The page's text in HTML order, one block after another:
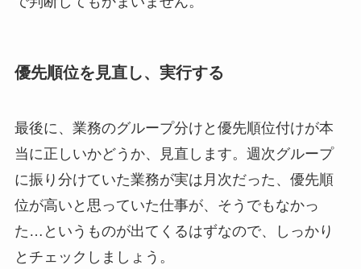
優先順位を見直し、実行する
最後に、業務のグループ分けと優先順位付けが本
当に正しいかどうか、見直します。週次グループ
に振り分けていた業務が実は月次だった、優先順
位が高いと思っていた仕事が、そうでもなかっ
た…というものが出てくるはずなので、しっかり
とチェックしましょう。